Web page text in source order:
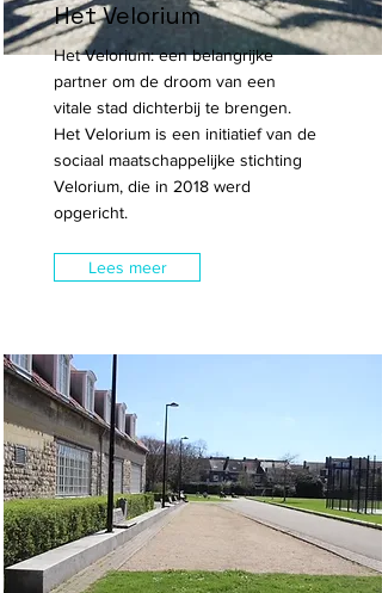
Het Velorium
Het Velorium: een belangrijke
partner om de droom van een
vitale stad dichterbij te brengen.
Het Velorium is een initiatief van de
sociaal maatschappelijke stichting
Velorium, die in 2018 werd
opgericht.
Lees meer